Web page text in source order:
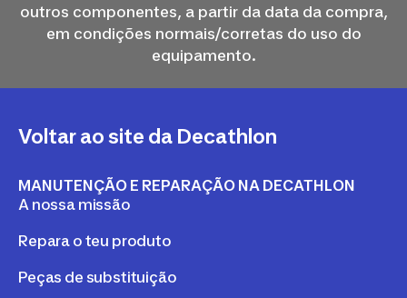
outros componentes, a partir da data da compra,
em condições normais/corretas do uso do
equipamento.
Voltar ao site da Decathlon
MANUTENÇÃO E REPARAÇÃO NA DECATHLON
A nossa missão
Repara o teu produto
Peças de substituição